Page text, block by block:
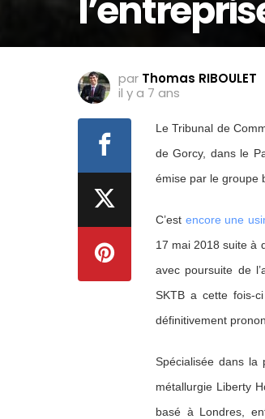
par Thomas RIBOULET
il y a 7 ans
Le Tribunal de
de Gorcy, dans le
émise par le groupe
C’est encore une
17 mai 2018 suite à
avec poursuite de
SKTB a cette fois-
définitivement
Spécialisée dans la
métallurgie Liberty
basé à Londres,